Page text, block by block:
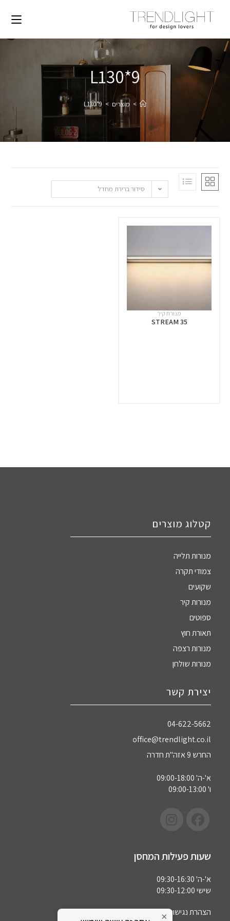
L130*9
> מוצרים >
L130*9
סידור ברירת מחדל
מנורת קיר
STREAM 35
קטלוג מוצרים
מנורות תלייה
צמודי תקרה
שקועים
מנורות קיר
ספוטים
תאורת חוץ
מנורות רצפה
מנורות שולחן
יצירת קשר
04-622-5662‏
office@trendlight.co.il
החרש 9 אזה"ת חדרה
א'-ה' 09:00-18:00
ו' 09:00-13:00
שעות פעילות המחסן
א'-ה' 09:30-16:30
שישי 09:30-12:00
הצהרת נגישות×